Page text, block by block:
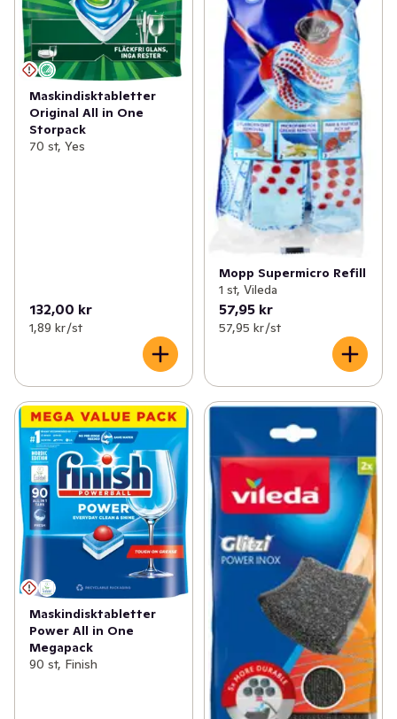
Maskindisktabletter
Original All in One
Storpack
70 st, Yes
132,00 kr
1,89 kr /st
Mopp Supermicro Refill
1 st, Vileda
57,95 kr
57,95 kr /st
Maskindisktabletter
Power All in One
Megapack
90 st, Finish